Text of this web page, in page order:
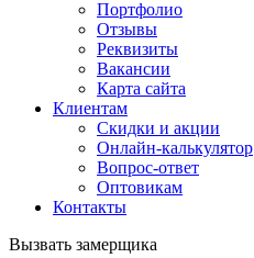
Портфолио
Отзывы
Реквизиты
Вакансии
Карта сайта
Клиентам
Скидки и акции
Онлайн-калькулятор
Вопрос-ответ
Оптовикам
Контакты
Вызвать замерщика